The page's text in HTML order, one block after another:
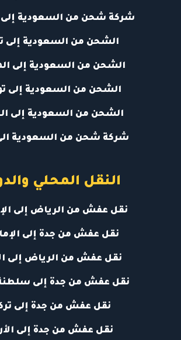
شركة شحن من السعودية إلى
الشحن من السعودية إلى
الشحن من السعودية إلى
الشحن من السعودية إلى
الشحن من السعودية إلى
شركة شحن من السعودية
النقل المحلي
نقل عفش من الرياض إلى
نقل عفش من جدة إلى
نقل عفش من الرياض إلى
نقل عفش من جدة إلى
نقل عفش من جدة إلى
نقل عفش من جدة إلى